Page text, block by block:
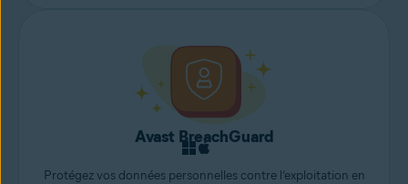
Avast BreachGuard
Protégez vos données personnelles contre l’exploitation en